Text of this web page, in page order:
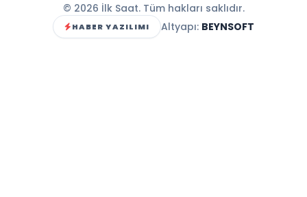
© 2026 İlk Saat. Tüm hakları saklıdır.
HABER YAZILIMI Altyapı: BEYNSOFT